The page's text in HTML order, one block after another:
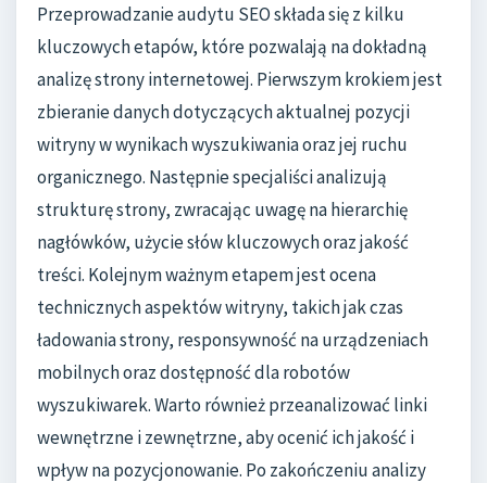
Przeprowadzanie audytu SEO składa się z kilku
kluczowych etapów, które pozwalają na dokładną
analizę strony internetowej. Pierwszym krokiem jest
zbieranie danych dotyczących aktualnej pozycji
witryny w wynikach wyszukiwania oraz jej ruchu
organicznego. Następnie specjaliści analizują
strukturę strony, zwracając uwagę na hierarchię
nagłówków, użycie słów kluczowych oraz jakość
treści. Kolejnym ważnym etapem jest ocena
technicznych aspektów witryny, takich jak czas
ładowania strony, responsywność na urządzeniach
mobilnych oraz dostępność dla robotów
wyszukiwarek. Warto również przeanalizować linki
wewnętrzne i zewnętrzne, aby ocenić ich jakość i
wpływ na pozycjonowanie. Po zakończeniu analizy